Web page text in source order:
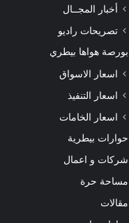
أخبار المجــال
تصريحات راديو
بورصة هواها بيطري
اسعار الاسواق
اسعار التنفيذ
اسعار الخامات
حوارات بيطرية
شركات و اعمال
مساحة حرة
مقالات